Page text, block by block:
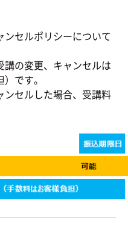
セルポリシーについて
の変更、キャンセルは
です。
セルした場合、受講料